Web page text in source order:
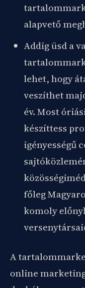
alapvető
Addig üsd a
lehet, hogy
veszíthet
év. Most
készíttess
igényességű
főleg
komoly
A
online